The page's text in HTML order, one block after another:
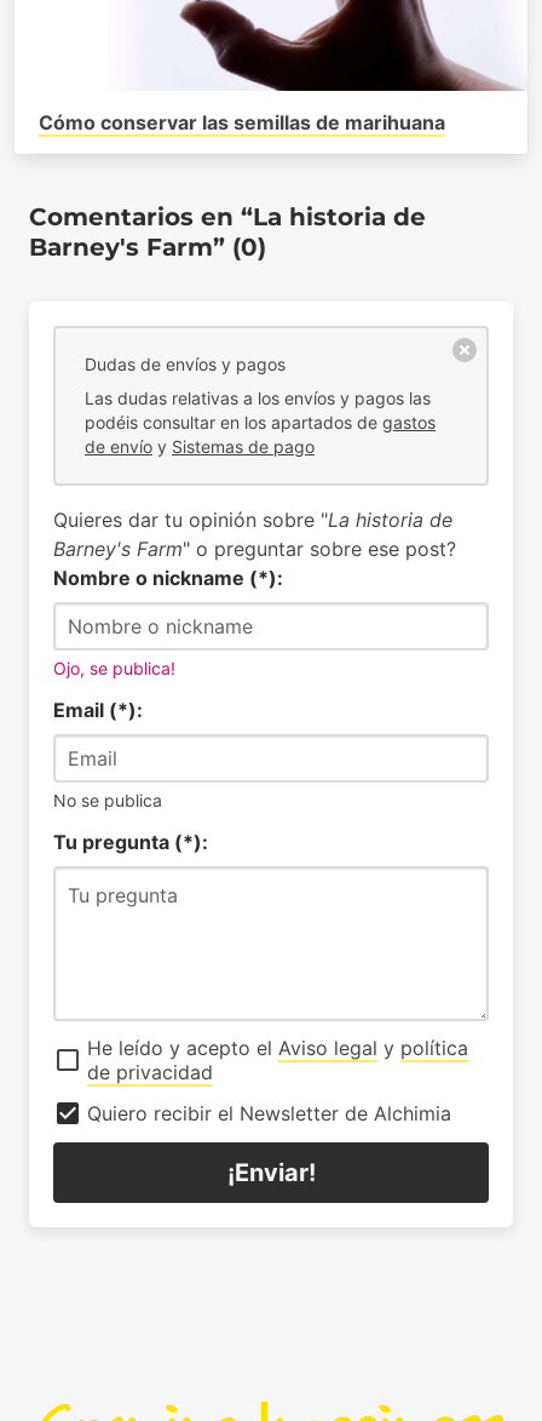
Cómo conservar las semillas de marihuana
Comentarios en “La historia de
Barney's Farm” (0)
Dudas de envíos y pagos
Las dudas relativas a los envíos y pagos las
podéis consultar en los apartados de gastos
de envío y Sistemas de pago
Quieres dar tu opinión sobre "La historia de
Barney's Farm" o preguntar sobre ese post?
Nombre o nickname (*):
Ojo, se publica!
Email (*):
No se publica
Tu pregunta (*):
He leído y acepto el Aviso legal y política
de privacidad
Quiero recibir el Newsletter de Alchimia
¡Enviar!